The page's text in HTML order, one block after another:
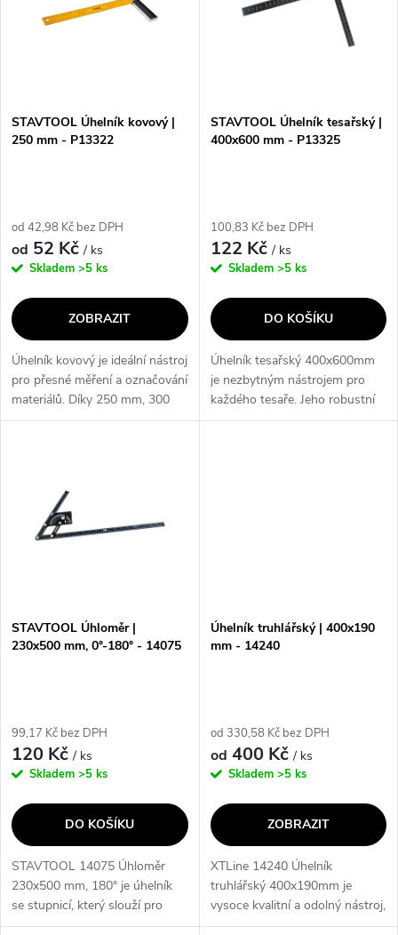
p
o
d
u
k
t
Abecedně
s
p
o
d
u
k
t
STAVTOOL Úhelník kovový |
250 mm - P13322
od 42,98 Kč bez DPH
od 52 Kč/ ks
Skladem >5 ks
ZOBRAZIT
Úhelník kovový je ideální nástroj
pro přesné měření a označování
materiálů. Díky 250 mm, 300
mm, 350 mm a 450 mm
STAVTOOL Úhelník tesařský |
400x600 mm - P13325
100,83 Kč bez DPH
122 Kč/ ks
Skladem >5 ks
DO KOŠÍKU
Úhelník tesařský 400x600mm
je nezbytným nástrojem pro
každého tesaře. Jeho robustní
konstrukce a přesné měření
STAVTOOL Úhloměr |
230x500 mm, 0°-180° - 14075
99,17 Kč bez DPH
120 Kč/ ks
Skladem >5 ks
DO KOŠÍKU
STAVTOOL 14075 Úhloměr
230x500 mm, 180° je úhelník
se stupnicí, který slouží pro
detailní odpočet a přenášení
Úhelník truhlářský | 400x190
mm - 14240
od 330,58 Kč bez DPH
od 400 Kč/ ks
Skladem >5 ks
ZOBRAZIT
XTLine 14240 Úhelník
truhlářský 400x190mm je
vysoce kvalitní a odolný nástroj,
který usnadní práci každému